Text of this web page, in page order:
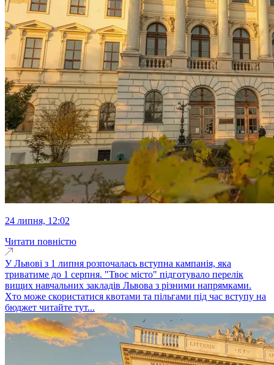
24 липня, 12:02
Читати повністю
У Львові з 1 липня розпочалась вступна кампанія, яка
триватиме до 1 серпня. "Твоє місто" підготувало перелік
вищих навчальних закладів Львова з різними напрямками.
Хто може скористатися квотами та пільгами під час вступу на
бюджет читайте тут...